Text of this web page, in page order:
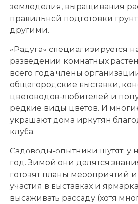
земледелия, выращивания
правильной подготовки
другими.
«Радуга» специализируется
разведении комнатных
всего года члены
общегородские выставки,
цветоводов-любителей и
редкие виды цветов. И
украшают дома иркутян
клуба.
Садоводы-опытники шутят: у
год. Зимой они делятся
готовят планы мероприятий
участия в выставках и
высаживать рассаду (хотя